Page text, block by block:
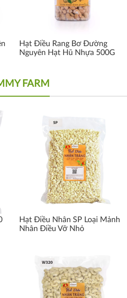
Hạt Điều Rang Bơ Đường
Nguyên Hạt Hũ Nhựa 500G
FARM
Hạt Điều Nhân SP Loại Mảnh
Nhân Điều Vỡ Nhỏ